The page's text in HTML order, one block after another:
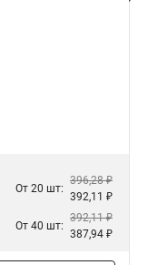
От 20 шт:
396,28 ₽
392,11 ₽
От 40 шт:
392,11 ₽
387,94 ₽